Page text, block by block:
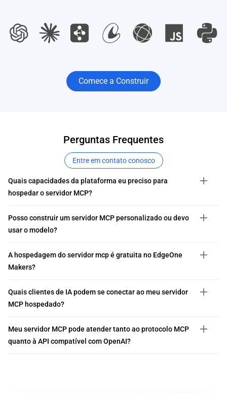
Comece a Construir
Perguntas Frequentes
Entre em contato conosco
Quais capacidades da plataforma eu preciso para
hospedar o servidor MCP?
Posso construir um servidor MCP personalizado ou devo
usar o modelo?
A hospedagem do servidor mcp é gratuita no EdgeOne
Makers?
Quais clientes de IA podem se conectar ao meu servidor
MCP hospedado?
Meu servidor MCP pode atender tanto ao protocolo MCP
quanto à API compatível com OpenAI?